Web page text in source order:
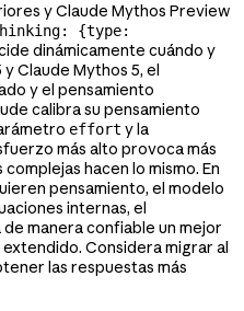
y Claude Mythos Preview
{type:
dinámicamente cuándo y
Claude Mythos 5, el
y el pensamiento
calibra su pensamiento
effort y la
más alto provoca más
hacen lo mismo. En
pensamiento, el modelo
internas, el
manera confiable un mejor
Considera migrar al
las respuestas más